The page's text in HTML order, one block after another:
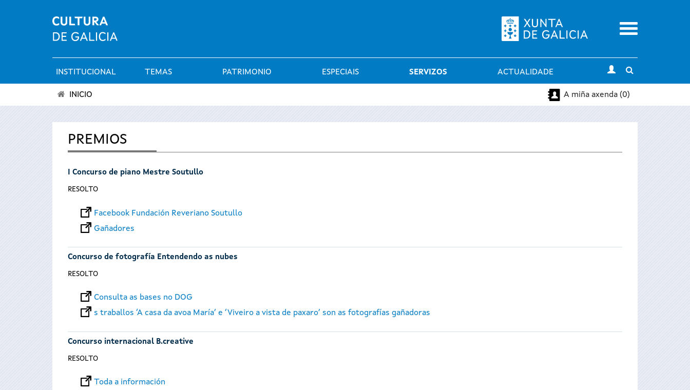
Menu
Menú
principal
INSTITUCIONAL TEMAS PATRIMONIO ESPECIAIS SERVIZOS ACTUALIDADE
search
está
INICIO A miña axenda (0)
PREMIOS
I Concurso de piano Mestre Soutullo
RESOLTO
Facebook Fundación Reveriano Soutullo
Gañadores
Concurso de fotografía Entendendo as nubes
RESOLTO
Consulta as bases no DOG
s traballos ‘A casa da avoa María’ e ‘Viveiro a vista de paxaro’ son as fotografías gañadoras
Concurso internacional B.creative
RESOLTO
Toda a información